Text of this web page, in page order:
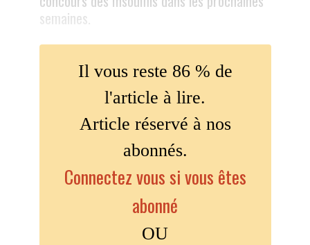
semaines.
Il vous reste 86 % de
l'article à lire.
Article réservé à nos
abonnés.
Connectez vous si vous êtes
abonné
OU